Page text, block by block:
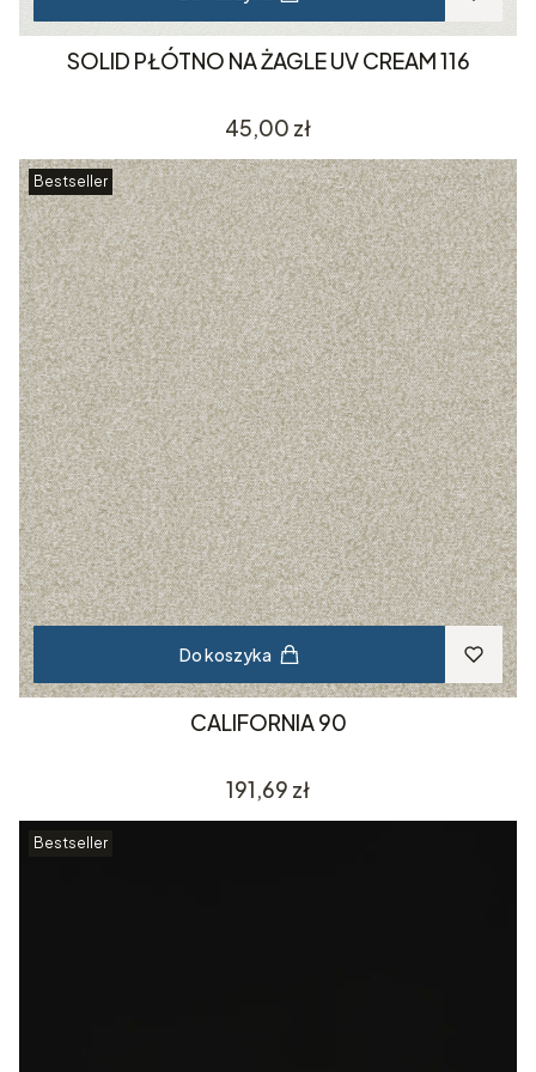
SOLID PŁÓTNO NA ŻAGLE UV CREAM 116
Cena
45,00 zł
Bestseller
Do koszyka
CALIFORNIA 90
Cena
191,69 zł
Bestseller